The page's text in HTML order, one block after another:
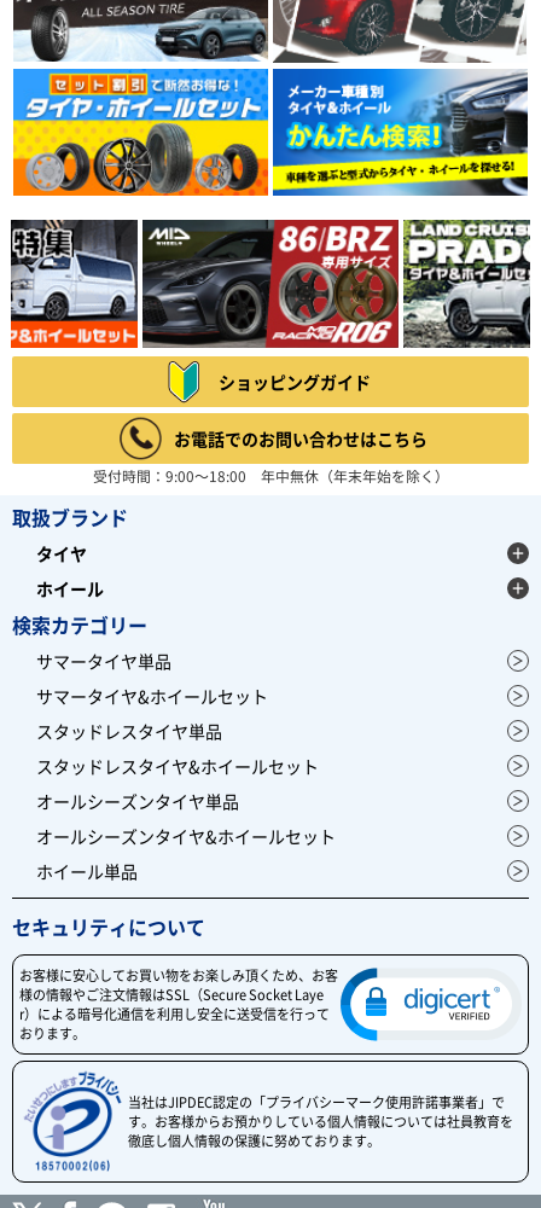
ショッピングガイド
お電話でのお問い合わせはこちら
受付時間：9:00～18:00 年中無休（年末年始を除く）
取扱ブランド
タイヤ
ホイール
検索カテゴリー
サマータイヤ単品
サマータイヤ&ホイールセット
スタッドレスタイヤ単品
スタッドレスタイヤ&ホイールセット
オールシーズンタイヤ単品
オールシーズンタイヤ&ホイールセット
ホイール単品
セキュリティについて
お客様に安心してお買い物をお楽しみ頂くため、お客
様の情報やご注文情報はSSL（Secure Socket Laye
r）による暗号化通信を利用し安全に送受信を行って
おります。
当社はJIPDEC認定の「プライバシーマーク使用許諾事業者」で
す。お客様からお預かりしている個人情報については社員教育を
徹底し個人情報の保護に努めております。